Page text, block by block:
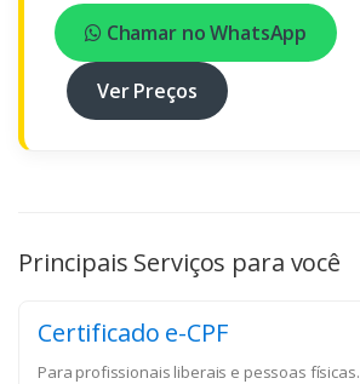
Chamar no WhatsApp
Ver Preços
Principais Serviços para você
Certificado e-CPF
Para profissionais liberais e pessoas físicas.